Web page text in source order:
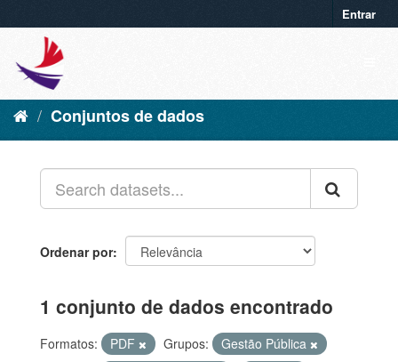
Entrar
Conjuntos de dados
Ordenar por
1 conjunto de dados encontrado
Formatos: PDF Grupos:
Gestão Pública